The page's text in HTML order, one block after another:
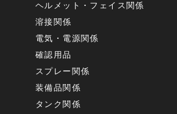
ヘルメット・フェイス関係
溶接関係
電気・電源関係
確認用品
スプレー関係
装備品関係
タンク関係